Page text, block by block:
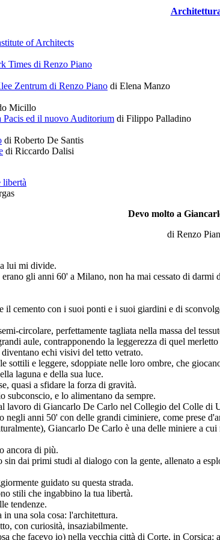
of Architects
Times di Renzo Piano
Zentrum di Renzo Piano di Elena Manzo
Micillo
Pacis ed il nuovo Auditorium di Filippo Palladino
di Roberto De Santis
di Riccardo Dalisi
libertà
Devo molto a
di Renzo
lui mi divide.
gli anni 60' a Milano, non ha mai cessato di darmi
cemento con i suoi ponti e i suoi giardini e di
circolare, perfettamente tagliata nella massa del
aule, contrapponendo la leggerezza di quel
echi visivi del tetto vetrato.
e leggere, sdoppiate nelle loro ombre, che
laguna e della sua luce.
quasi a sfidare la forza di gravità.
subconscio, e lo alimentano da sempre.
lavoro di Giancarlo De Carlo nel Collegio del Colle di
negli anni 50' con delle grandi ciminiere, come prese
Giancarlo De Carlo è una delle miniere a
ancora di più.
dai primi studi al dialogo con la gente, allenato a
guidato su questa strada.
stili che ingabbino la tua libertà.
tendenze.
una sola cosa: l'architettura.
con curiosità, insaziabilmente.
che facevo io) nella vecchia città di Corte, in Corsica: